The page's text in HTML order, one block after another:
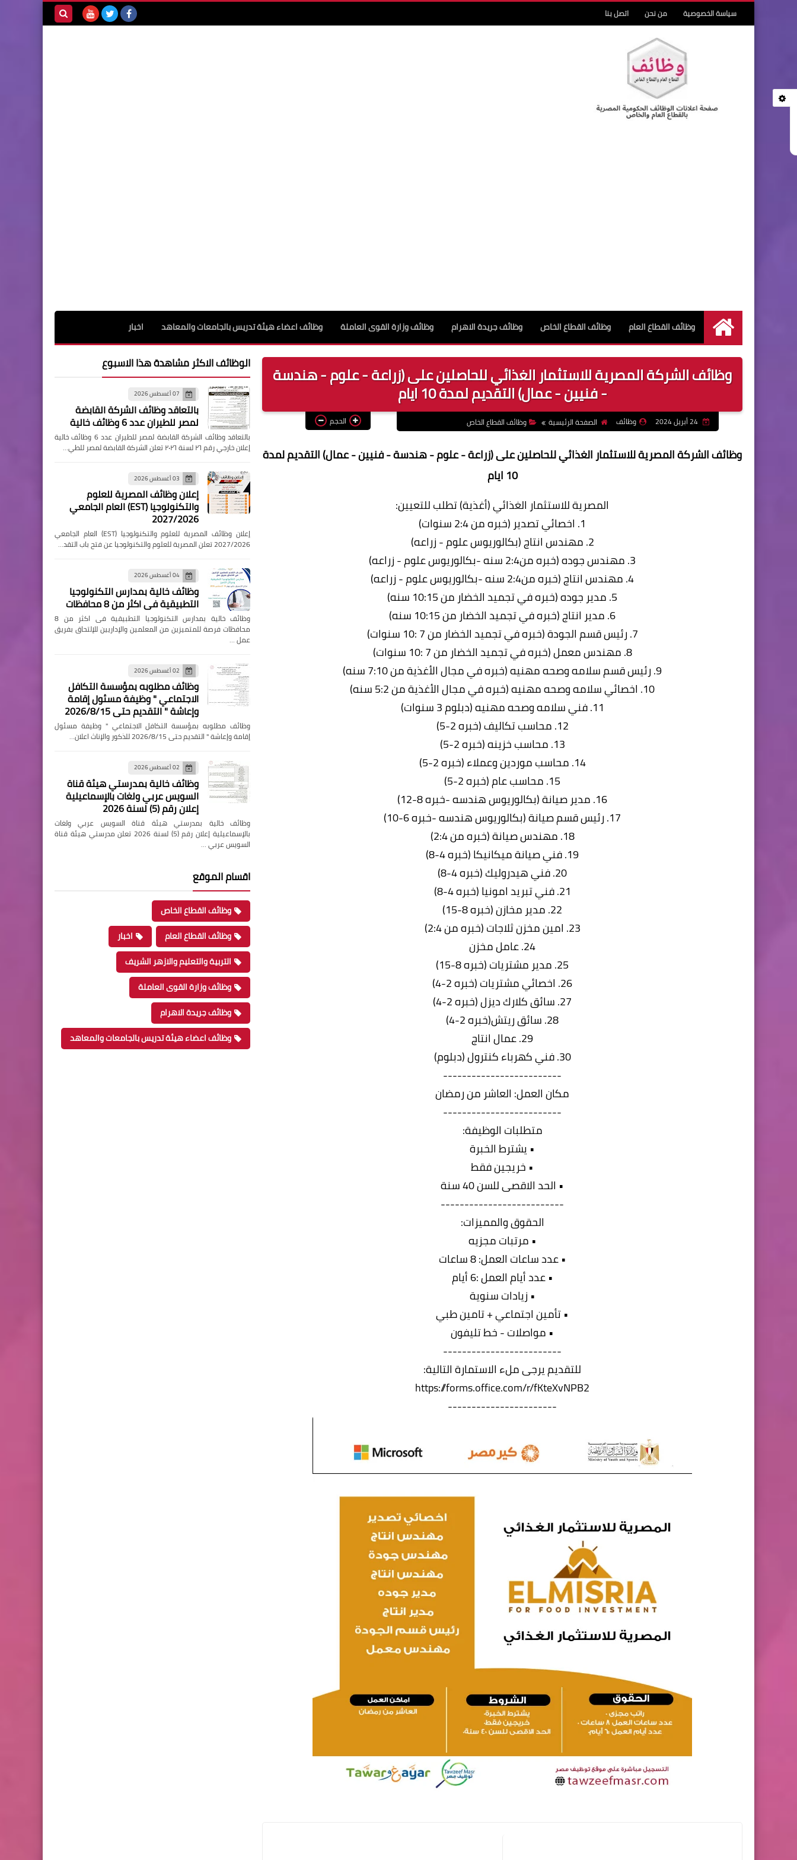
سياسة الخصوصية من نحن اتصل بنا
الرئيسية
وظائف القطاع العام وظائف القطاع الخاص وظائف جريدة الاهرام وظائف وزارة القوى العاملة وظائف اعضاء هيئة تدريس بالجامعات والمعاهد اخبار
وظائف الشركة المصرية للاستثمار الغذائي للحاصلين على (زراعة - علوم - هندسة
- فنيين - عمال) التقديم لمدة 10 ايام
24 أبريل 2024 وظائف الصفحة الرئيسية وظائف القطاع الخاص الحجم
وظائف الشركةالمصرية للاستثمار الغذائي للحاصلين على (زراعة - علوم - هندسة - فنيين - عمال) التقديم لمدة
10 ايام
المصرية للاستثمار الغذائي (أغذية) تطلب للتعيين:
1. اخصائي تصدير (خبره من 2:4 سنوات)
2. مهندس انتاج (بكالوريوس علوم - زراعه)
3. مهندس جوده (خبره من2:4 سنه -بكالوريوس علوم - زراعه)
4. مهندس انتاج (خبره من2:4 سنه -بكالوريوس علوم - زراعه)
5. مدير جوده (خبره في تجميد الخضار من 10:15 سنه)
6. مدير انتاج (خبره في تجميد الخضار من 10:15 سنه)
7. رئيس قسم الجودة (خبره في تجميد الخضار من 7 :10 سنوات)
8. مهندس معمل (خبره في تجميد الخضار من 7 :10 سنوات)
9. رئيس قسم سلامه وصحه مهنيه (خبره في مجال الأغذية من 7:10 سنه)
10. اخصائي سلامه وصحه مهنيه (خبره في مجال الأغذية من 5:2 سنه)
11. فني سلامه وصحه مهنيه (دبلوم 3 سنوات)
12. محاسب تكاليف (خبره 2-5)
13. محاسب خزينه (خبره 2-5)
14. محاسب موردين وعملاء (خبره 2-5)
15. محاسب عام (خبره 2-5)
16. مدير صيانة (بكالوريوس هندسه -خبره 8-12)
17. رئيس قسم صيانة (بكالوريوس هندسه -خبره 6-10)
18. مهندس صيانة (خبره من 2:4)
19. فني صيانة ميكانيكا (خبره 4-8)
20. فني هيدروليك (خبره 4-8)
21. فني تبريد امونيا (خبره 4-8)
22. مدير مخازن (خبره 8-15)
23. امين مخزن ثلاجات (خبره من 2:4)
24. عامل مخزن
25. مدير مشتريات (خبره 8-15)
26. اخصائي مشتريات (خبره 2-4)
27. سائق كلارك ديزل (خبره 2-4)
28. سائق ريتش(خبره 2-4)
29. عمال انتاج
30. فني كهرباء كنترول (دبلوم)
-------------------------
مكان العمل: العاشر من رمضان
-------------------------
متطلبات الوظيفة:
• يشترط الخبرة
• خريجين فقط
• الحد الاقصى للسن 40 سنة
--------------------------
الحقوق والمميزات:
• مرتبات مجزيه
• عدد ساعات العمل: 8 ساعات
• عدد أيام العمل :6 أيام
• زيادات سنوية
• تأمين اجتماعي + تامين طبي
• مواصلات - خط تليفون
-------------------------
للتقديم يرجى ملء الاستمارة التالية:
https://forms.office.com/r/fKteXvNPB2
-----------------------
الوظائف الاكثر مشاهدة هذا الاسبوع
07 أغسطس 2026
بالتعاقد وظائف الشركة القابضة
لمصر للطيران عدد 6 وظائف خالية
بالتعاقد وظائف الشركة القابضة لمصر للطيران عدد 6 وظائف خالية
إعلان خارجي رقم ٢٦ لسنة ٢٠٢٦ تعلن الشركة القابضة لمصر للطي…
03 أغسطس 2026
إعلان وظائف المصرية للعلوم
والتكنولوجيا (EST) العام الجامعي
2027/2026
إعلان وظائف المصرية للعلوم والتكنولوجيا (EST) العام الجامعي
2027/2026 تعلن المصرية للعلوم والتكنولوجيا عن فتح باب التقد…
04 أغسطس 2026
وظائف خالية بمدارس التكنولوجيا
التطبيقية فى اكثر من 8 محافظات
وظائف خالية بمدارس التكنولوجيا التطبيقية فى اكثر من 8
محافظات فرصة للمتميزين من المعلمين والإداريين للإلتحاق بفريق
عمل …
02 أغسطس 2026
وظائف مطلوبه بمؤسسة التكافل
الاجتماعي " وظيفة مسئول إقامة
وإعاشة " التقديم حتى 2026/8/15
وظائف مطلوبه بمؤسسة التكافل الاجتماعي " وظيفة مسئول
إقامة وإعاشة " التقديم حتى 2026/8/15 للذكور والإناث اعلان…
02 أغسطس 2026
وظائف خالية بمدرستي هيئة قناة
السويس عربي ولغات بالإسماعيلية
إعلان رقم (5) لسنة 2026
وظائف خالية بمدرستي هيئة قناة السويس عربي ولغات
بالإسماعيلية إعلان رقم (5) لسنة 2026 تعلن مدرستي هيئة قناة
السويس عربي …
اقسام الموقع
وظائف القطاع الخاص
وظائف القطاع العام
اخبار
التربية والتعليم والازهر الشريف
وظائف وزارة القوى العاملة
وظائف جريدة الاهرام
وظائف اعضاء هيئة تدريس بالجامعات والمعاهد